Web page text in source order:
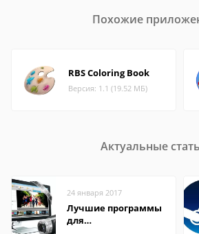
Похожие
RBS Coloring Book
Версия: 1.1 (19.52 МБ)
Актуальные
24 января 2017
Лучшие программы
для